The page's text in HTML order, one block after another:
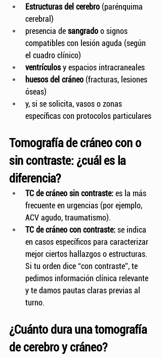
Estructuras del cerebro (parénquima
cerebral)
presencia de sangrado o signos
compatibles con lesión aguda (según
el cuadro clínico)
ventrículos y espacios intracraneales
huesos del cráneo (fracturas, lesiones
óseas)
y, si se solicita, vasos o zonas
específicas con protocolos particulares
Tomografía de cráneo con o
sin contraste: ¿cuál es la
diferencia?
TC de cráneo sin contraste: es la más
frecuente en urgencias (por ejemplo,
ACV agudo, traumatismo).
TC de cráneo con contraste: se indica
en casos específicos para caracterizar
mejor ciertos hallazgos o estructuras.
Si tu orden dice “con contraste”, te
pedimos información clínica relevante
y te damos pautas claras previas al
turno.
¿Cuánto dura una tomografía
de cerebro y cráneo?